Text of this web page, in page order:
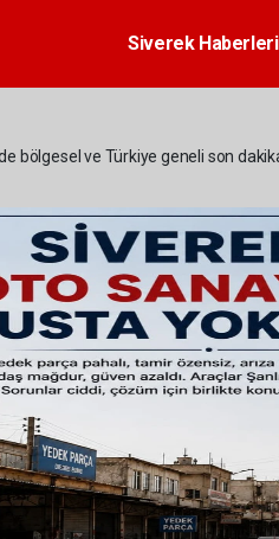
Siverek Haberleri
bölgesel ve Türkiye geneli son